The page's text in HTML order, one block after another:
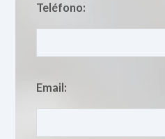
Teléfono:
Email: